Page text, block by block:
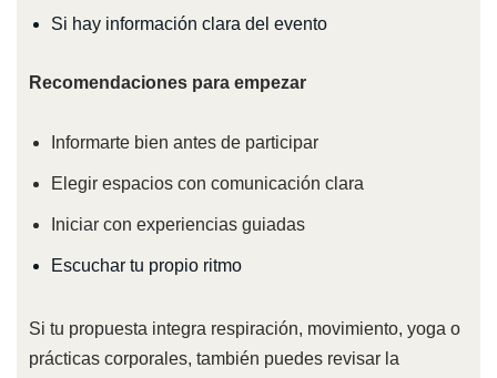
Si hay información clara del evento
Recomendaciones para empezar
Informarte bien antes de participar
Elegir espacios con comunicación clara
Iniciar con experiencias guiadas
Escuchar tu propio ritmo
Si tu propuesta integra respiración, movimiento, yoga o
prácticas corporales, también puedes revisar la